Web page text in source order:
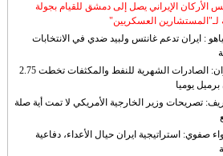
الأركان الإيراني يصل إلى دمشق للقيام بجولة
لـ"المستشارين العسكريين"
: ايران تدعم غانتس ولبيد ضدي في الانتخابات
إيران: الصادرات الشهریة للنفط والمكثفات تخطت 2.75
يوميا
تصريحات وزير الخارجية الأمريكي لا تمت أية صلة
صفوي: استراتيجية ايران حيال الأعداء، دفاعية